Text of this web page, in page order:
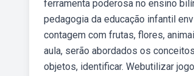
ferramenta poderosa no ensino
pedagogia da educação infantil
contagem com frutas, flores,
aula, serão abordados os
objetos, identificar. Webutilizar